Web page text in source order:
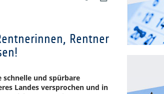
Rentner
schnelle und spürbare
Landes versprochen und in